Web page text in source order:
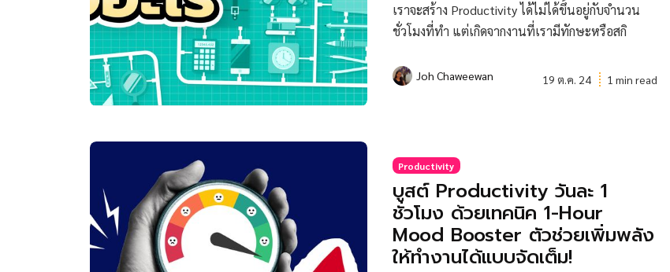
เราจะสร้าง Productivity ได้ไม่ได้ขึ้นอยู่กับจำนวน
ชั่วโมงที่ทำ แต่เกิดจากงานที่เรามีทักษะหรือสกิ
Joh Chaweewan 19 ต.ค. 24 1 min read
Productivity
บูสต์ Productivity วันละ 1
ชั่วโมง ด้วยเทคนิค 1-Hour
Mood Booster ตัวช่วยเพิ่มพลัง
ให้ทำงานได้แบบจัดเต็ม!